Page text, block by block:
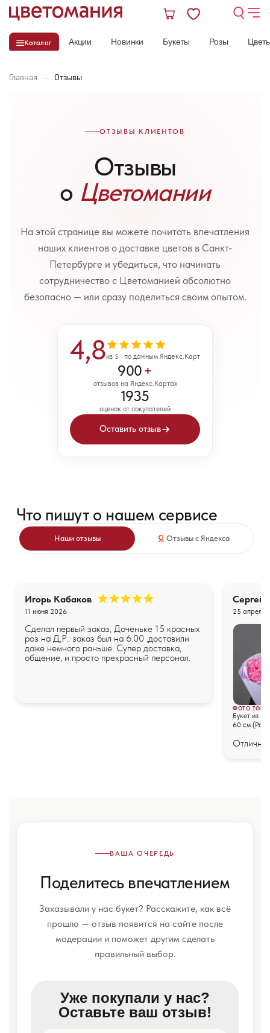
Каталог Акции Новинки Букеты Розы
Главная — Отзывы
ОТЗЫВЫ КЛИЕНТОВ
Отзывы
о Цветомании
На этой странице вы можете почитать впечатления
наших клиентов о доставке цветов в Санкт-
Петербурге и убедиться, что начинать
сотрудничество с Цветоманией абсолютно
безопасно — или сразу поделиться своим опытом.
4,8из 5 · по данным Яндекс.Карт
900+
отзывов на Яндекс.Картах
1935
оценок от покупателей
Оставить отзыв
Что пишут о нашем сервисе
Наши отзывы Отзывы с Яндекса
Игорь Кабаков
11 июня 2026
Сделал первый заказ, Доченьке 15 красных
роз на Д,Р.. заказ был на 6.00 ,доставили
даже немного раньше. Супер доставка,
общение, и просто прекрасный персонал.
Сергей
25 апреля
ФОТО
Букет из
60 см
ВАША ОЧЕРЕДЬ
Поделитесь впечатлением
Заказывали у нас букет? Расскажите, как всё
прошло — отзыв появится на сайте после
модерации и поможет другим сделать
правильный выбор.
Уже покупали у нас?
Оставьте ваш отзыв!